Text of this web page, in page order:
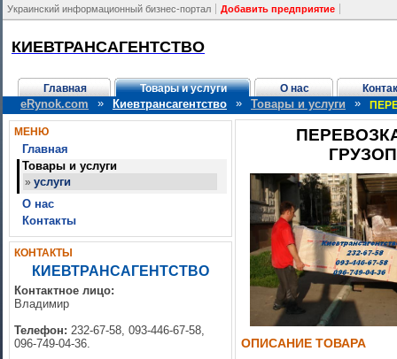
Украинский информационный бизнес-портал Добавить предприятие
КИЕВТРАНСАГЕНТСТВО
Главная Товары и услуги О нас
eRynok.com » Киевтрансагентство » Товары и услуги »
МЕНЮ
Главная
Товары и услуги
» услуги
О нас
Контакты
КОНТАКТЫ
КИЕВТРАНСАГЕНТСТВО
Контактное лицо:
Владимир
Телефон: 232-67-58, 093-446-67-58,
096-749-04-36.
ОПИСАНИЕ ТОВАРА